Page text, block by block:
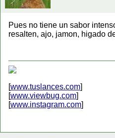
Pues no tiene un sabor
resalten, ajo, jamon, higado
[www.tuslances.com]
[www.viewbug.com]
[www.instagram.com]